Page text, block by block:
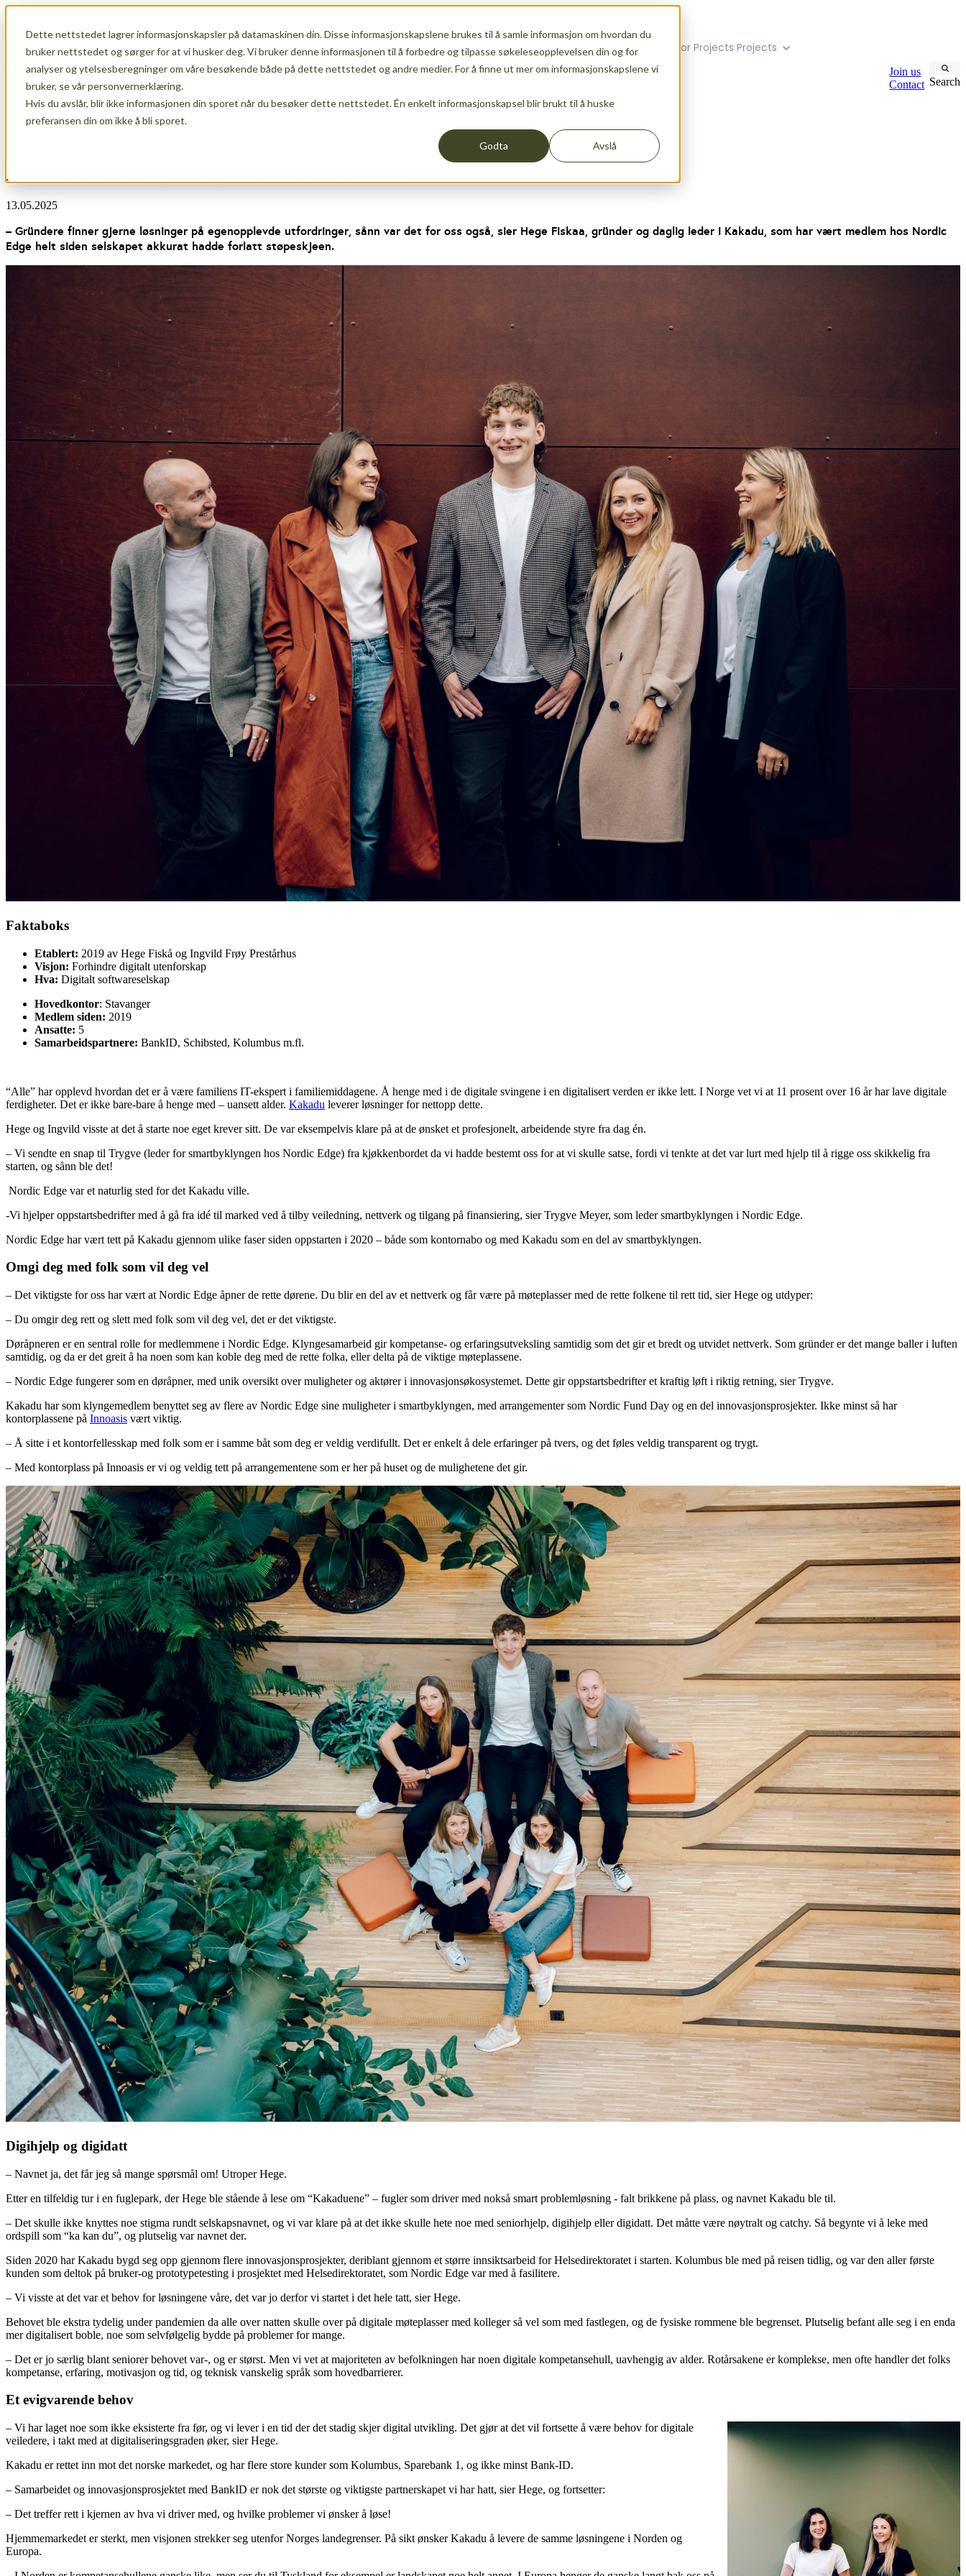
Dette nettstedet lagrer informasjonskapsler på datamaskinen din. Disse informasjonskapslene brukes til å samle informasjon om hvordan du
bruker nettstedet og sørger for at vi husker deg. Vi bruker denne informasjonen til å forbedre og tilpasse søkeleseopplevelsen din og for
analyser og ytelsesberegninger om våre besøkende både på dette nettstedet og andre medier. For å finne ut mer om informasjonskapslene vi
bruker, se vår personvernerklæring.
Hvis du avslår, blir ikke informasjonen din sporet når du besøker dette nettstedet. Én enkelt informasjonskapsel blir brukt til å huske
preferansen din om ikke å bli sporet.
Godta Avslå
Show submenu for Membership Membership Show submenu for Services Services Show submenu for Projects Projects
Show submenu for About Us About Us Events News Show submenu for translations EN
Join us
Contact Search
Kakadu: Fra en “Snap” fra kjøkkenbordet, til Innoasis
13.05.2025
– Gründere finner gjerne løsninger på egenopplevde utfordringer, sånn var det for oss også, sier Hege Fiskaa, gründer og daglig leder i Kakadu, som har vært medlem hos Nordic
Edge helt siden selskapet akkurat hadde forlatt støpeskjeen.
Faktaboks
Etablert: 2019 av Hege Fiskå og Ingvild Frøy Prestårhus
Visjon: Forhindre digitalt utenforskap
Hva: Digitalt softwareselskap
Hovedkontor: Stavanger
Medlem siden: 2019
Ansatte: 5
Samarbeidspartnere: BankID, Schibsted, Kolumbus m.fl.
“Alle” har opplevd hvordan det er å være familiens IT-ekspert i familiemiddagene. Å henge med i de digitale svingene i en digitalisert verden er ikke lett. I Norge vet vi at 11 prosent over 16 år har lave digitale
ferdigheter. Det er ikke bare-bare å henge med – uansett alder. Kakadu leverer løsninger for nettopp dette.
Hege og Ingvild visste at det å starte noe eget krever sitt. De var eksempelvis klare på at de ønsket et profesjonelt, arbeidende styre fra dag én.
– Vi sendte en snap til Trygve (leder for smartbyklyngen hos Nordic Edge) fra kjøkkenbordet da vi hadde bestemt oss for at vi skulle satse, fordi vi tenkte at det var lurt med hjelp til å rigge oss skikkelig fra
starten, og sånn ble det!
Nordic Edge var et naturlig sted for det Kakadu ville.
-Vi hjelper oppstartsbedrifter med å gå fra idé til marked ved å tilby veiledning, nettverk og tilgang på finansiering, sier Trygve Meyer, som leder smartbyklyngen i Nordic Edge.
Nordic Edge har vært tett på Kakadu gjennom ulike faser siden oppstarten i 2020 – både som kontornabo og med Kakadu som en del av smartbyklyngen.
Omgi deg med folk som vil deg vel
– Det viktigste for oss har vært at Nordic Edge åpner de rette dørene. Du blir en del av et nettverk og får være på møteplasser med de rette folkene til rett tid, sier Hege og utdyper:
– Du omgir deg rett og slett med folk som vil deg vel, det er det viktigste.
Døråpneren er en sentral rolle for medlemmene i Nordic Edge. Klyngesamarbeid gir kompetanse- og erfaringsutveksling samtidig som det gir et bredt og utvidet nettverk. Som gründer er det mange baller i luften
samtidig, og da er det greit å ha noen som kan koble deg med de rette folka, eller delta på de viktige møteplassene.
– Nordic Edge fungerer som en døråpner, med unik oversikt over muligheter og aktører i innovasjonsøkosystemet. Dette gir oppstartsbedrifter et kraftig løft i riktig retning, sier Trygve.
Kakadu har som klyngemedlem benyttet seg av flere av Nordic Edge sine muligheter i smartbyklyngen, med arrangementer som Nordic Fund Day og en del innovasjonsprosjekter. Ikke minst så har
kontorplassene på Innoasis vært viktig.
– Å sitte i et kontorfellesskap med folk som er i samme båt som deg er veldig verdifullt. Det er enkelt å dele erfaringer på tvers, og det føles veldig transparent og trygt.
– Med kontorplass på Innoasis er vi og veldig tett på arrangementene som er her på huset og de mulighetene det gir.
Digihjelp og digidatt
– Navnet ja, det får jeg så mange spørsmål om! Utroper Hege.
Etter en tilfeldig tur i en fuglepark, der Hege ble stående å lese om “Kakaduene” – fugler som driver med nokså smart problemløsning - falt brikkene på plass, og navnet Kakadu ble til.
– Det skulle ikke knyttes noe stigma rundt selskapsnavnet, og vi var klare på at det ikke skulle hete noe med seniorhjelp, digihjelp eller digidatt. Det måtte være nøytralt og catchy. Så begynte vi å leke med
ordspill som “ka kan du”, og plutselig var navnet der.
Siden 2020 har Kakadu bygd seg opp gjennom flere innovasjonsprosjekter, deriblant gjennom et større innsiktsarbeid for Helsedirektoratet i starten. Kolumbus ble med på reisen tidlig, og var den aller første
kunden som deltok på bruker-og prototypetesting i prosjektet med Helsedirektoratet, som Nordic Edge var med å fasilitere.
– Vi visste at det var et behov for løsningene våre, det var jo derfor vi startet i det hele tatt, sier Hege.
Behovet ble ekstra tydelig under pandemien da alle over natten skulle over på digitale møteplasser med kolleger så vel som med fastlegen, og de fysiske rommene ble begrenset. Plutselig befant alle seg i en enda
mer digitalisert boble, noe som selvfølgelig bydde på problemer for mange.
– Det er jo særlig blant seniorer behovet var-, og er størst. Men vi vet at majoriteten av befolkningen har noen digitale kompetansehull, uavhengig av alder. Rotårsakene er komplekse, men ofte handler det folks
kompetanse, erfaring, motivasjon og tid, og teknisk vanskelig språk som hovedbarrierer.
Et evigvarende behov
– Vi har laget noe som ikke eksisterte fra før, og vi lever i en tid der det stadig skjer digital utvikling. Det gjør at det vil fortsette å være behov for digitale
veiledere, i takt med at digitaliseringsgraden øker, sier Hege.
Kakadu er rettet inn mot det norske markedet, og har flere store kunder som Kolumbus, Sparebank 1, og ikke minst Bank-ID.
– Samarbeidet og innovasjonsprosjektet med BankID er nok det største og viktigste partnerskapet vi har hatt, sier Hege, og fortsetter:
– Det treffer rett i kjernen av hva vi driver med, og hvilke problemer vi ønsker å løse!
Hjemmemarkedet er sterkt, men visjonen strekker seg utenfor Norges landegrenser. På sikt ønsker Kakadu å levere de samme løsningene i Norden og
Europa.